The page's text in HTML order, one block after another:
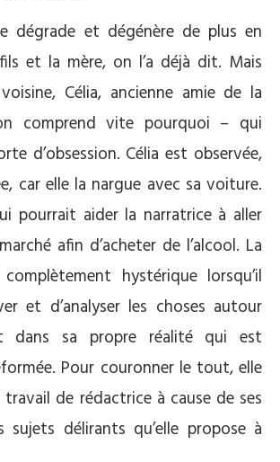
dégrade et dégénère de plus en
et la mère, on l’a déjà dit. Mais
Célia, ancienne amie de la
comprend vite pourquoi – qui
d’obsession. Célia est observée,
car elle la nargue avec sa voiture.
pourrait aider la narratrice à aller
afin d’acheter de l’alcool. La
hystérique lorsqu’il
et d’analyser les choses autour
dans sa propre réalité qui est
Pour couronner le tout, elle
de rédactrice à cause de ses
délirants qu’elle propose à